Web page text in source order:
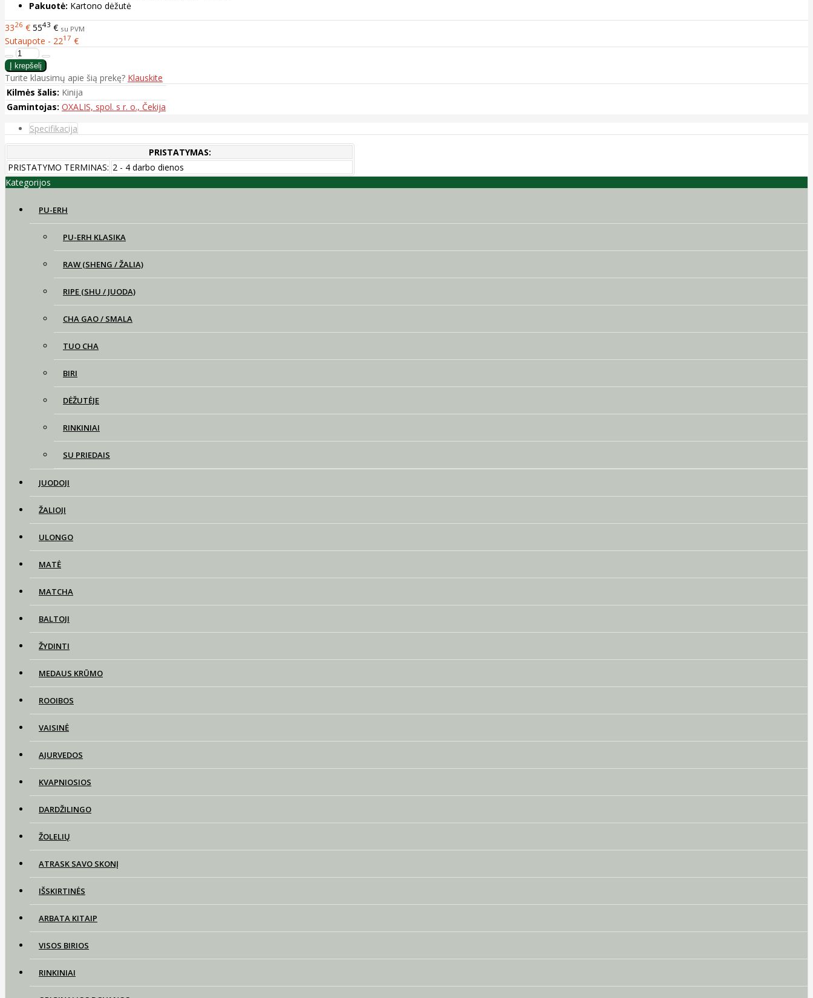
Pakuotė: Kartono dėžutė
3326 € 5543 € su PVM
Sutaupote - 2217 €
Turite klausimų apie šią prekę? Klauskite
Kilmės šalis: Kinija
Gamintojas: OXALIS, spol. s r. o., Čekija
Specifikacija
PRISTATYMAS:
PRISTATYMO TERMINAS: 2 - 4 darbo dienos
Kategorijos
PU-ERH
PU-ERH KLASIKA
RAW (SHENG / ŽALIA)
RIPE (SHU / JUODA)
CHA GAO / SMALA
TUO CHA
BIRI
DĖŽUTĖJE
RINKINIAI
SU PRIEDAIS
JUODOJI
ŽALIOJI
ULONGO
MATĖ
MATCHA
BALTOJI
ŽYDINTI
MEDAUS KRŪMO
ROOIBOS
VAISINĖ
AJURVEDOS
KVAPNIOSIOS
DARDŽILINGO
ŽOLELIŲ
ATRASK SAVO SKONĮ
IŠSKIRTINĖS
ARBATA KITAIP
VISOS BIRIOS
RINKINIAI